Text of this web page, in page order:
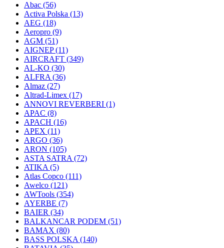
Abac (56)
Activa Polska (13)
AEG (18)
Aeropro (9)
AGM (51)
AIGNEP(11)
AIRCRAFT (349)
AL-KO (30)
ALFRA (36)
Almaz (27)
Altrad-Limex (17)
ANNOVI REVERBERI (1)
APAC (8)
APACH (16)
APEX (11)
ARGO (36)
ARON (105)
ASTA SATRA (72)
ATIKA (5)
Atlas Copco (111)
Awelco (121)
AWTools (354)
AYERBE (7)
BAIER (34)
BALKANCAR PODEM (51)
BAMAX (80)
BASS POLSKA (140)